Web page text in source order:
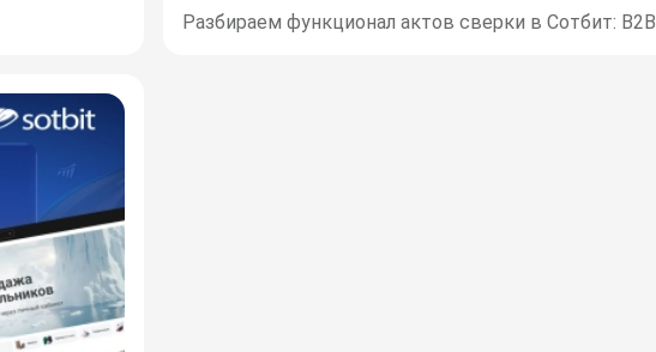
Разбираем функционал актов сверки в Сотбит: B2B